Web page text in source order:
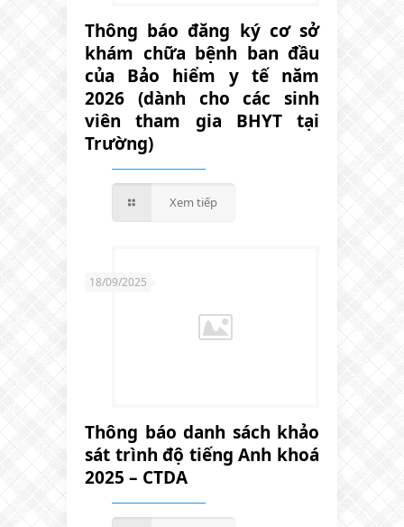
Thông báo đăng ký cơ sở
khám chữa bệnh ban đầu
của Bảo hiểm y tế năm
2026 (dành cho các sinh
viên tham gia BHYT tại
Trường)
Xem tiếp
18/09/2025
Thông báo danh sách khảo
sát trình độ tiếng Anh khoá
2025 – CTDA